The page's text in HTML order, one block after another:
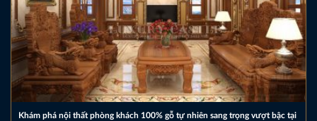
Khám phá nội thất phòng khách 100% gỗ tự nhiên sang trọng vượt bậc tại